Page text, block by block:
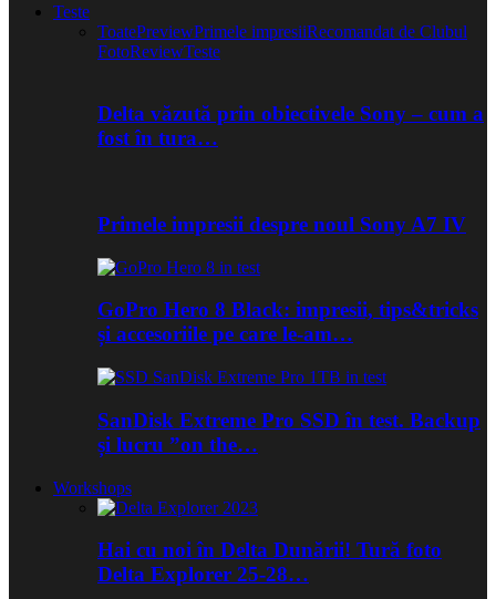
Teste
ToatePreviewPrimele impresiiRecomandat de Clubul
FotoReviewTeste
Delta văzută prin obiectivele Sony – cum a
fost în tura…
Primele impresii despre noul Sony A7 IV
GoPro Hero 8 Black: impresii, tips&tricks
și accesoriile pe care le-am…
SanDisk Extreme Pro SSD în test. Backup
și lucru ”on the…
Workshops
Hai cu noi în Delta Dunării! Tură foto
Delta Explorer 25-28…